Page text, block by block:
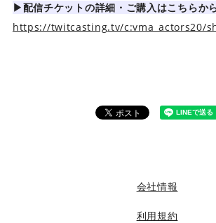
▶︎配信チケットの詳細・ご購入はこちらか
https://twitcasting.tv/c:vma_actors20/
会社情報
利用規約